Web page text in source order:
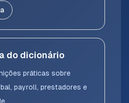
do dicionário
práticas sobre
payroll, prestadores e